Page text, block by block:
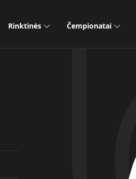
Rinktinės Čempionatai